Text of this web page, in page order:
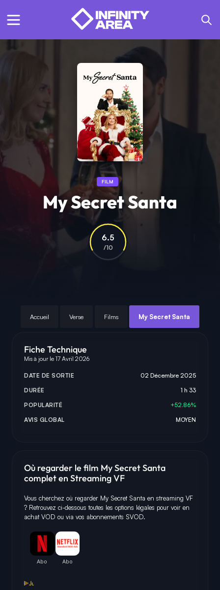
FILM
My Secret Santa
6.5
/10
Accueil Verse Films My Secret Santa
Fiche Technique
Mis à jour le 17 Avril 2026
DATE DE SORTIE
02 Décembre 2025
DURÉE
1 h 33
POPULARITÉ
+52.86%
AVIS GLOBAL
MOYEN
Où regarder le film My Secret Santa
complet en Streaming VF
Vous cherchez où regarder My Secret Santa en streaming VF
? Retrouvez ci-dessous toutes les options légales pour voir en
achat VOD ou via vos abonnements SVOD.